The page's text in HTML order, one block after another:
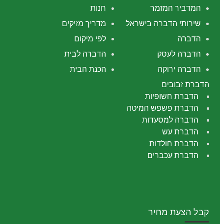
חנות
המדביר המזמר
מדריך מזיקים
שירותי הדברה בישראל
לפי מיקום
הדברה
הדברה לבית
הדברה לעסק
הכנת הבית
הדברה ירוקה
הדברת זבובים
הדברת חשופיות
הדברת פשפש המיטה
הדברה למסעדות
הדברת עש
הדברת חולדות
הדברת עכברים
קבל הצעת מחיר